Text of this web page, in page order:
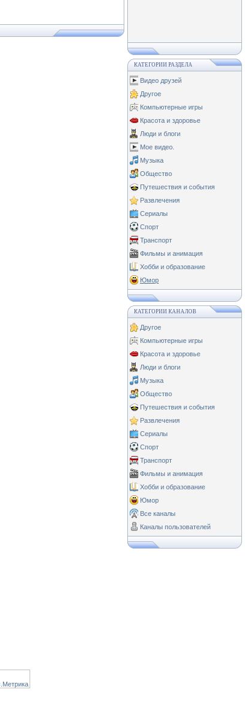
КАТЕГОРИИ РАЗДЕЛА
Видео друзей
Другое
Компьютерные игры
Красота и здоровье
Люди и блоги
Мое видео.
Музыка
Общество
Путешествия и события
Развлечения
Сериалы
Спорт
Транспорт
Фильмы и анимация
Хобби и образование
Юмор
КАТЕГОРИИ КАНАЛОВ
Другое
Компьютерные игры
Красота и здоровье
Люди и блоги
Музыка
Общество
Путешествия и события
Развлечения
Сериалы
Спорт
Транспорт
Фильмы и анимация
Хобби и образование
Юмор
Все каналы
Каналы пользователей